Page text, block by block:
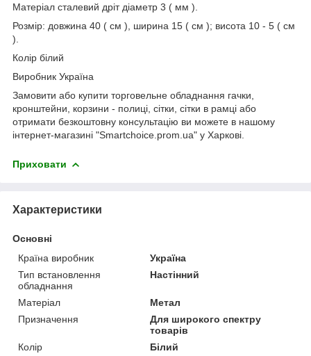
Матеріал сталевий дріт діаметр 3 ( мм ).
Розмір: довжина 40 ( см ), ширина 15 ( см ); висота 10 - 5 ( см
).
Колір білий
Виробник Україна
Замовити або купити торговельне обладнання гачки,
кронштейни, корзини - полиці, сітки, сітки в рамці або
отримати безкоштовну консультацію ви можете в нашому
інтернет-магазині "Smartchoice.prom.ua" у Харкові.
Приховати
Характеристики
Основні
Країна виробник
Україна
Тип встановлення
обладнання
Настінний
Матеріал
Метал
Призначення
Для широкого спектру
товарів
Колір
Білий